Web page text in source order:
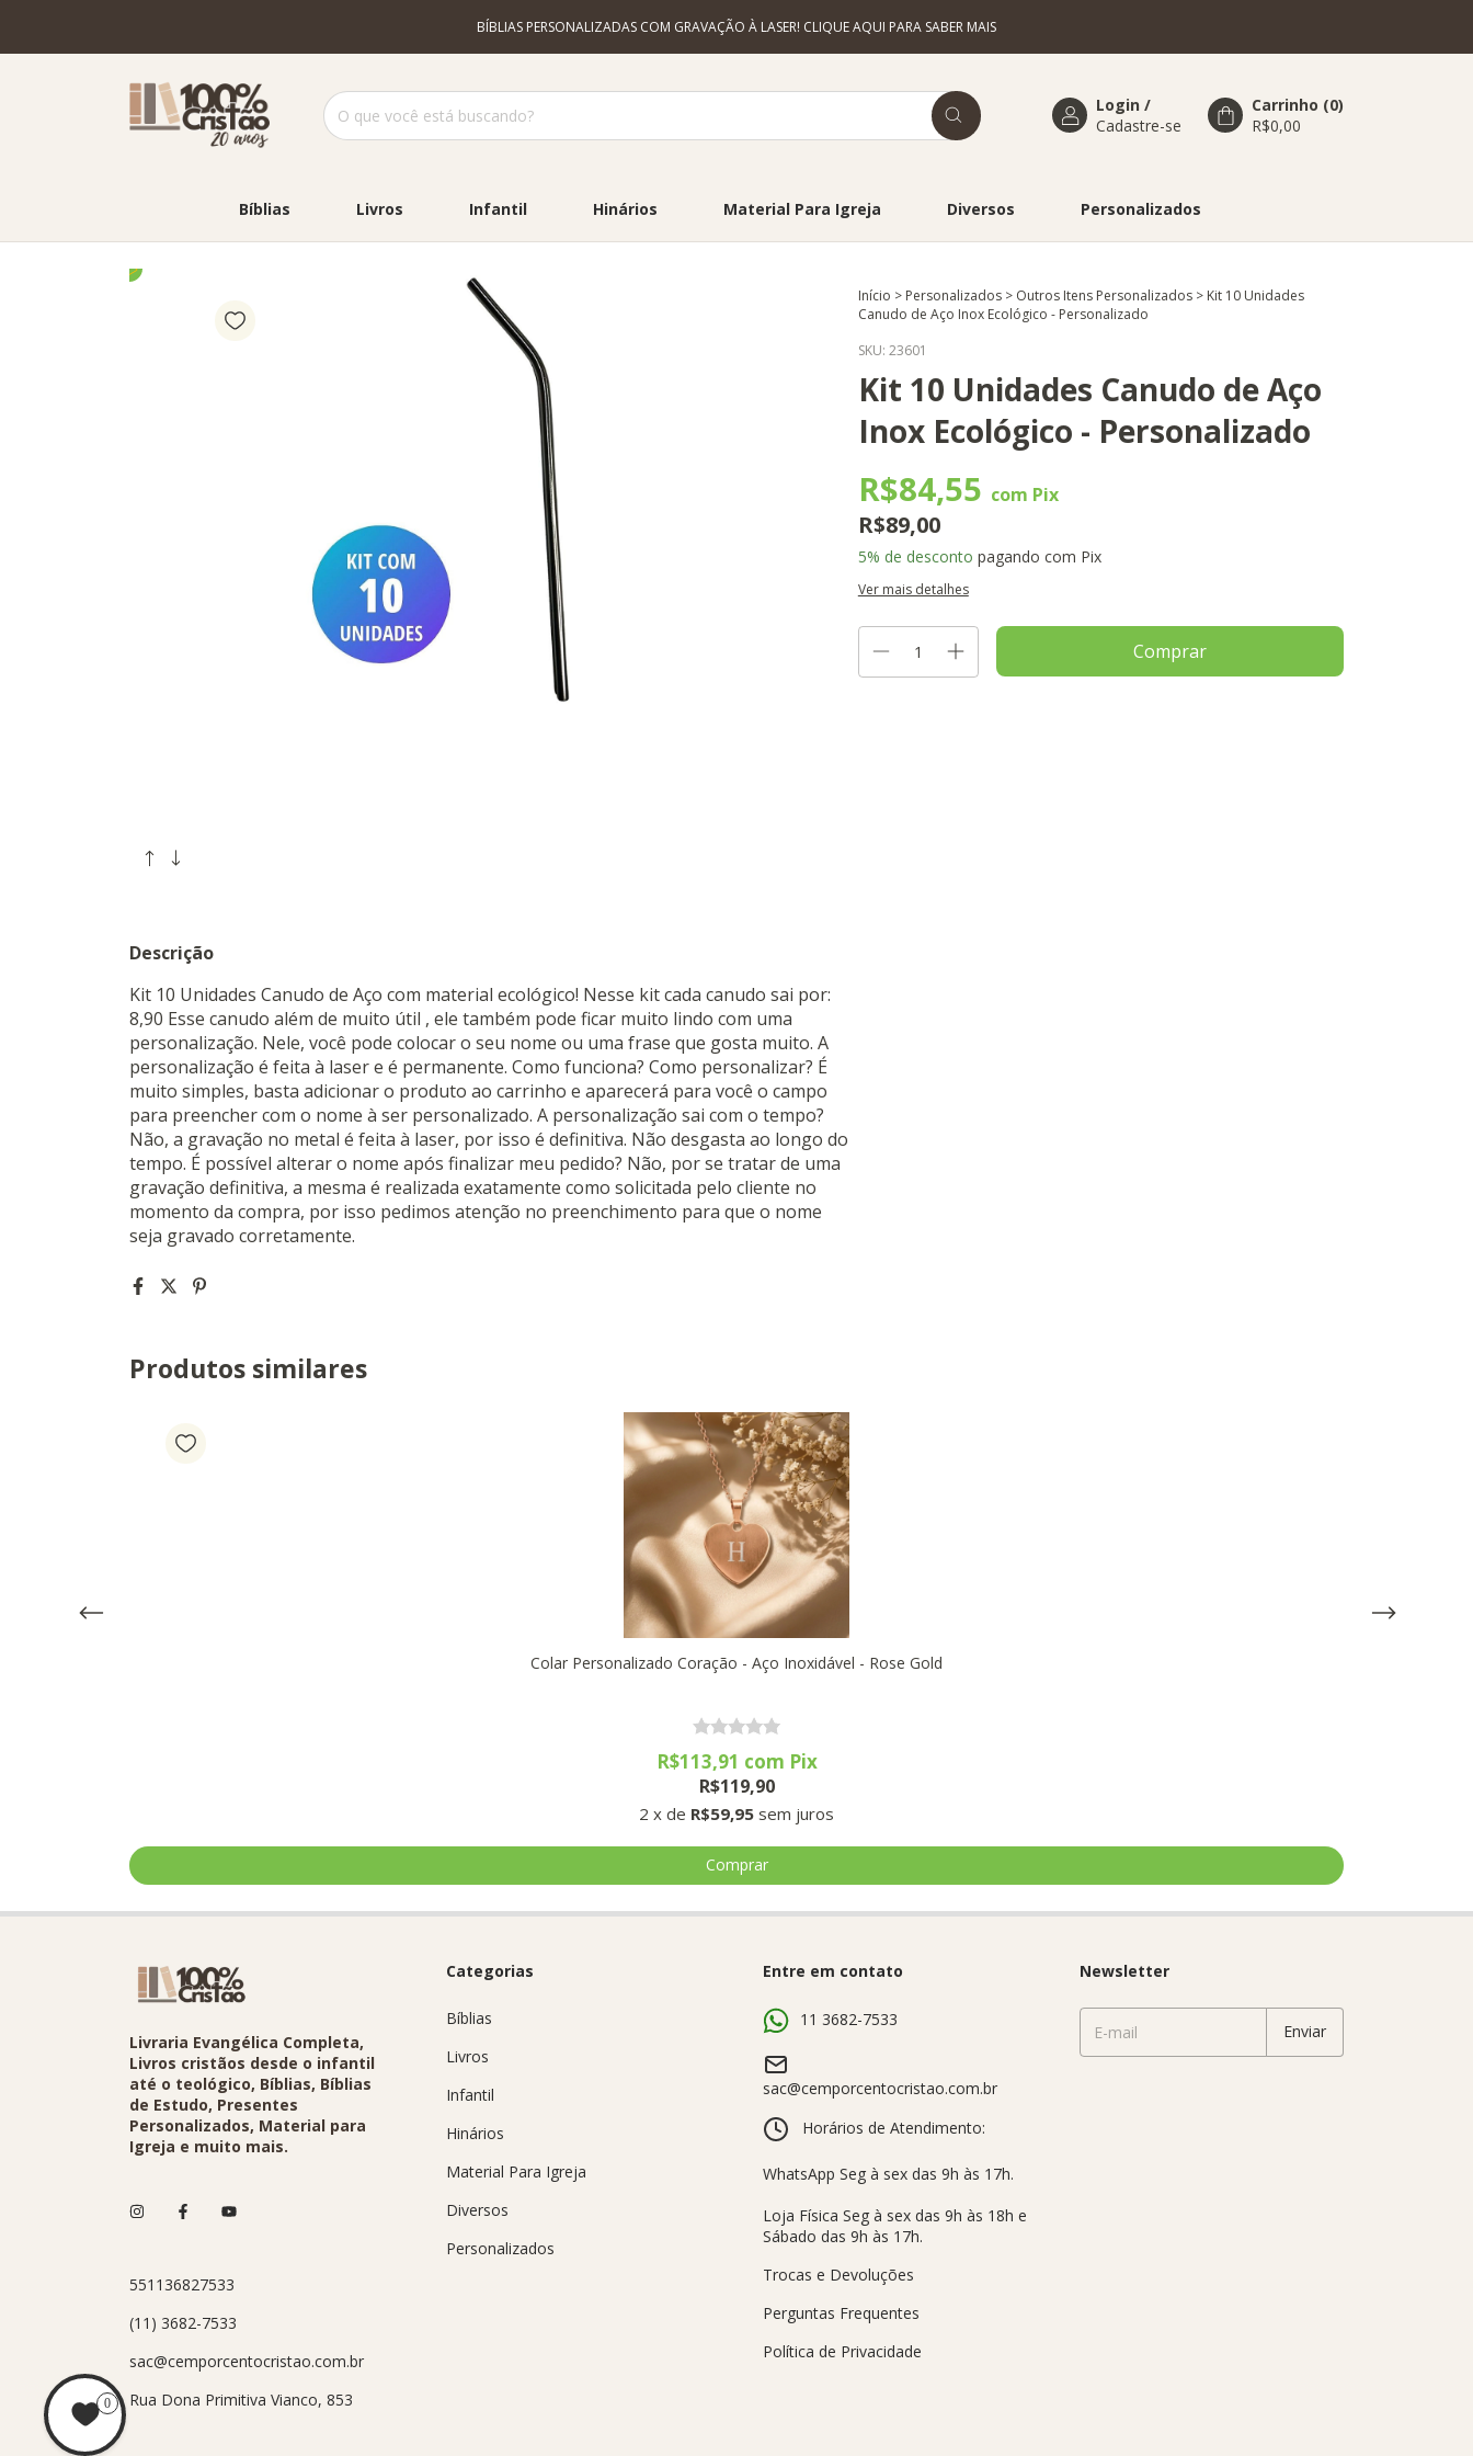
BÍBLIAS PERSONALIZADAS COM GRAVAÇÃO À LASER! CLIQUE AQUI PARA SABER MAIS
Login /
Cadastre-se
Carrinho (0)
R$0,00
Bíblias Livros Infantil Hinários Material Para Igreja Diversos Personalizados
Início > Personalizados > Outros Itens Personalizados > Kit 10 Unidades
Canudo de Aço Inox Ecológico - Personalizado
SKU: 23601
Kit 10 Unidades Canudo de Aço
Inox Ecológico - Personalizado
R$89,00
R$84,55 com Pix
5% de desconto pagando com Pix
Ver mais detalhes
Descrição
Kit 10 Unidades Canudo de Aço com material ecológico! Nesse kit cada canudo sai por:
8,90 Esse canudo além de muito útil , ele também pode ficar muito lindo com uma
personalização. Nele, você pode colocar o seu nome ou uma frase que gosta muito. A
personalização é feita à laser e é permanente. Como funciona? Como personalizar? É
muito simples, basta adicionar o produto ao carrinho e aparecerá para você o campo
para preencher com o nome à ser personalizado. A personalização sai com o tempo?
Não, a gravação no metal é feita à laser, por isso é definitiva. Não desgasta ao longo do
tempo. É possível alterar o nome após finalizar meu pedido? Não, por se tratar de uma
gravação definitiva, a mesma é realizada exatamente como solicitada pelo cliente no
momento da compra, por isso pedimos atenção no preenchimento para que o nome
seja gravado corretamente.
Produtos similares
Colar Personalizado Coração - Aço Inoxidável - Rose Gold
R$119,90
2 x de R$59,95 sem juros
R$113,91 com Pix
Comprar
Livraria Evangélica Completa,
Livros cristãos desde o infantil
até o teológico, Bíblias, Bíblias
de Estudo, Presentes
Personalizados, Material para
Igreja e muito mais.
551136827533
(11) 3682-7533
sac@cemporcentocristao.com.br
Rua Dona Primitiva Vianco, 853
Categorias
Bíblias
Livros
Infantil
Hinários
Material Para Igreja
Diversos
Personalizados
Entre em contato
11 3682-7533
sac@cemporcentocristao.com.br
Horários de Atendimento:
Trocas e Devoluções
Perguntas Frequentes
Política de Privacidade
Newsletter
0